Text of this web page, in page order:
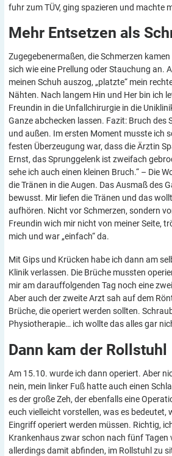
fuhr zum TÜV, ging spazieren und machte
Mehr Entsetzen als
Zugegebenermaßen, die Schmerzen
sich wie eine Prellung oder Stauchung an.
meinen Schuh auszog, „platzte“ mein
Nähten. Nach langem Hin und Her bin ich
Freundin in die Unfallchirurgie in die
Ganze abchecken lassen. Fazit: Bruch des
und außen. Im ersten Moment musste ich
festen Überzeugung war, dass die Ärztin
Ernst, das Sprunggelenk ist zweifach
sehe ich auch einen kleinen Bruch.“ – Die
die Tränen in die Augen. Das Ausmaß des
bewusst. Mir liefen die Tränen und das
aufhören. Nicht vor Schmerzen, sondern
Freundin wich mir nicht von meiner Seite,
mich und war „einfach“ da.
Mit Gips und Krücken habe ich dann am
Klinik verlassen. Die Brüche mussten
mir am darauffolgenden Tag noch eine
Aber auch der zweite Arzt sah auf dem
Brüche, die operiert werden sollten.
Physiotherapie… ich wollte das alles gar
Dann kam der Rollstuhl
Am 15.10. wurde ich dann operiert. Aber
nein, mein linker Fuß hatte auch einen
es der große Zeh, der ebenfalls eine
euch vielleicht vorstellen, was es bedeutet,
Eingriff operiert werden müssen. Richtig,
Krankenhaus zwar schon nach fünf Tagen
allerdings damit abfinden, im Rollstuhl zu